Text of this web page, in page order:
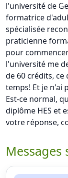
l'université de
formatrice
spécialisée
praticienne
pour
l'université me
de 60 crédits, ce
temps! Et je n'ai
Est-ce normal,
diplôme HES et
votre réponse,
Messages